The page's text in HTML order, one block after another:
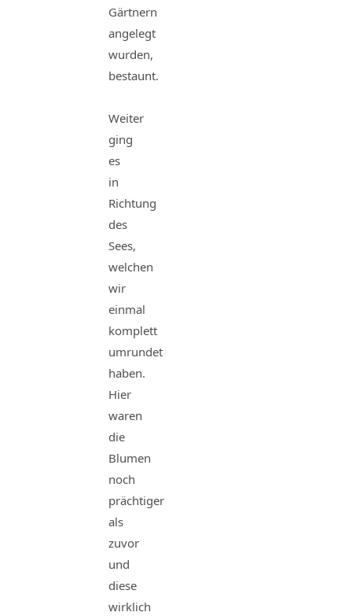
Gärtnern
angelegt
wurden,
bestaunt.
Weiter
ging
es
in
Richtung
des
Sees,
welchen
wir
einmal
komplett
umrundet
haben.
Hier
waren
die
Blumen
noch
prächtiger
als
zuvor
und
diese
wirklich